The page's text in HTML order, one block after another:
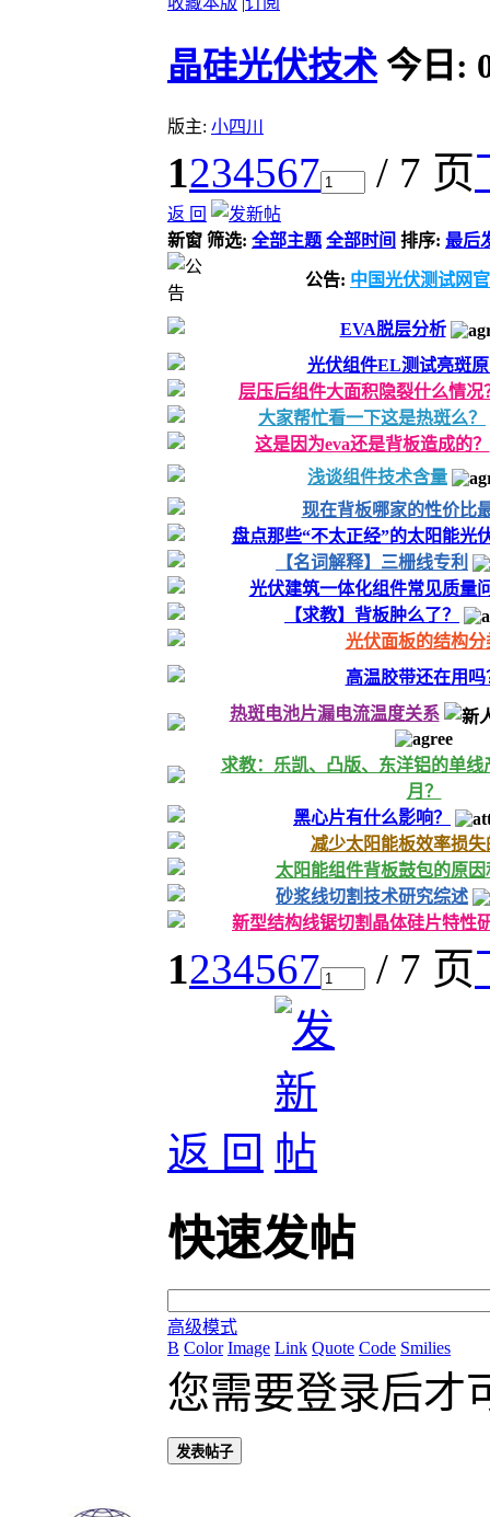
晶硅光伏技术 今日:
版主: 小四川
1234567 / 7 页
返 回
新窗 筛选: 全部主题 全部时间 排序: 最后
公告: 中国光伏测试网
EVA脱层分析
光伏组件EL测试亮斑
层压后组件大面积隐裂什么情况
大家帮忙看一下这是热斑么？
这是因为eva还是背板造成的？
浅谈组件技术含量
现在背板哪家的性价比
盘点那些“不太正经”的太阳能光
【名词解释】三栅线专利
光伏建筑一体化组件常见质量
【求教】背板肿么了？
光伏面板的结构分
高温胶带还在用吗
热斑电池片漏电流温度关系
求教：乐凯、凸版、东洋铝的单线
月？
黑心片有什么影响？
减少太阳能板效率损失
太阳能组件背板鼓包的原
砂浆线切割技术研究综述
新型结构线锯切割晶体硅片特性
1234567 / 7 页
返 回
快速发帖
高级模式
B Color Image Link Quote Code Smilies
您需要登录后才
发表帖子